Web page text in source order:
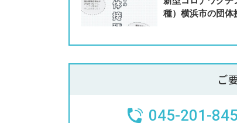
種）横浜市の団体
ご
045-201-